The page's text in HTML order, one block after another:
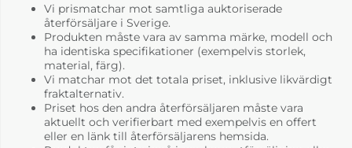
Vi prismatchar mot samtliga auktoriserade
återförsäljare i Sverige.
Produkten måste vara av samma märke, modell och
ha identiska specifikationer (exempelvis storlek,
material, färg).
Vi matchar mot det totala priset, inklusive likvärdigt
fraktalternativ.
Priset hos den andra återförsäljaren måste vara
aktuellt och verifierbart med exempelvis en offert
eller en länk till återförsäljarens hemsida.